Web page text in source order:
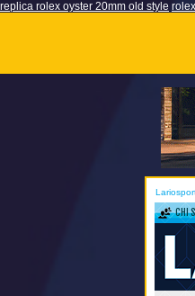
replica rolex oyster 20mm old style
CHI